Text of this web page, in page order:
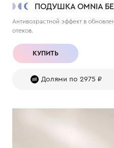
ПОДУШКА OMNIA
Антивозрастной эффект в
отеков.
КУПИТЬ
Долями по 2975 ₽